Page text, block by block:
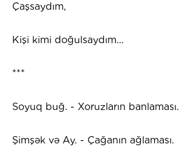
Çaşsaydım,
Kişi kimi doğulsaydım...
***
Soyuq buğ. - Xoruzların banlaması.
Şimşək və Ay. - Çağanın ağlaması.